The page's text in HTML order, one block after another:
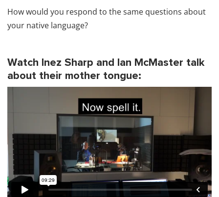
How would you respond to the same questions about
your native language?
Watch Inez Sharp and Ian McMaster talk
about their mother tongue: